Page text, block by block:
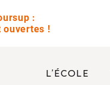
:
ouvertes !
L’ÉCOLE